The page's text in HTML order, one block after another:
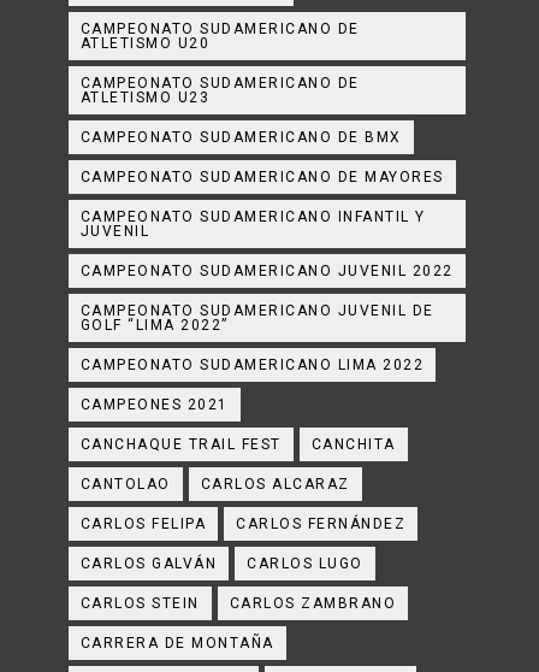
CAMPEONATO SUDAMERICANO DE
ATLETISMO U20
CAMPEONATO SUDAMERICANO DE
ATLETISMO U23
CAMPEONATO SUDAMERICANO DE BMX
CAMPEONATO SUDAMERICANO DE MAYORES
CAMPEONATO SUDAMERICANO INFANTIL Y
JUVENIL
CAMPEONATO SUDAMERICANO JUVENIL 2022
CAMPEONATO SUDAMERICANO JUVENIL DE
GOLF “LIMA 2022”
CAMPEONATO SUDAMERICANO LIMA 2022
CAMPEONES 2021
CANCHAQUE TRAIL FEST CANCHITA
CANTOLAO CARLOS ALCARAZ
CARLOS FELIPA CARLOS FERNÁNDEZ
CARLOS GALVÁN CARLOS LUGO
CARLOS STEIN CARLOS ZAMBRANO
CARRERA DE MONTAÑA